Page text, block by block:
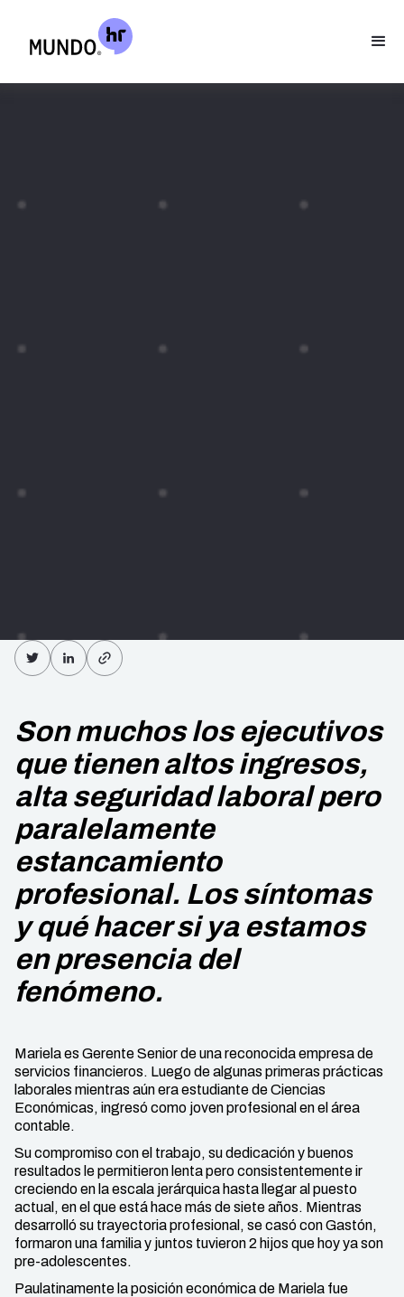
Son muchos los ejecutivos
que tienen altos ingresos,
alta seguridad laboral pero
paralelamente
estancamiento
profesional. Los síntomas
y qué hacer si ya estamos
en presencia del
fenómeno.
Mariela es Gerente Senior de una reconocida empresa de
servicios financieros. Luego de algunas primeras prácticas
laborales mientras aún era estudiante de Ciencias
Económicas, ingresó como joven profesional en el área
contable.
Su compromiso con el trabajo, su dedicación y buenos
resultados le permitieron lenta pero consistentemente ir
creciendo en la escala jerárquica hasta llegar al puesto
actual, en el que está hace más de siete años. Mientras
desarrolló su trayectoria profesional, se casó con Gastón,
formaron una familia y juntos tuvieron 2 hijos que hoy ya son
pre-adolescentes.
Paulatinamente la posición económica de Mariela fue